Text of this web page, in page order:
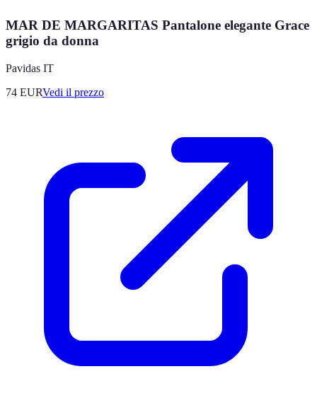
MAR DE MARGARITAS Pantalone elegante Grace
grigio da donna
Pavidas IT
74 EURVedi il prezzo